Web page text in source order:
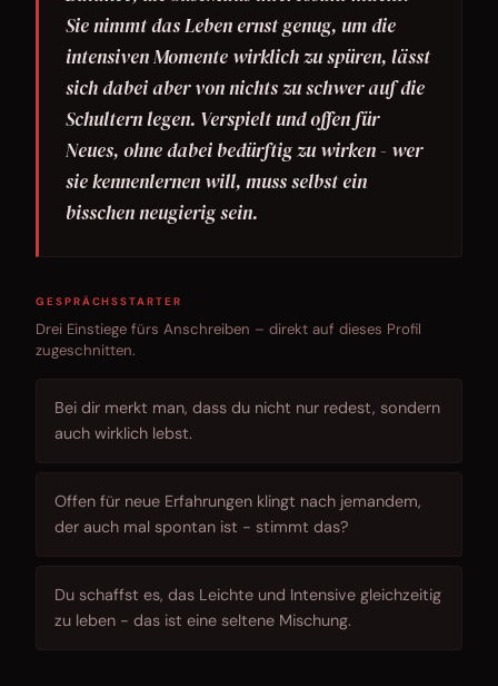
Sie nimmt das Leben ernst genug, um die
intensiven Momente wirklich zu spüren, lässt
sich dabei aber von nichts zu schwer auf die
Schultern legen. Verspielt und offen für
Neues, ohne dabei bedürftig zu wirken - wer
sie kennenlernen will, muss selbst ein
bisschen neugierig sein.
GESPRÄCHSSTARTER
Drei Einstiege fürs Anschreiben – direkt auf dieses Profil
zugeschnitten.
Bei dir merkt man, dass du nicht nur redest, sondern
auch wirklich lebst.
Offen für neue Erfahrungen klingt nach jemandem,
der auch mal spontan ist - stimmt das?
Du schaffst es, das Leichte und Intensive gleichzeitig
zu leben - das ist eine seltene Mischung.